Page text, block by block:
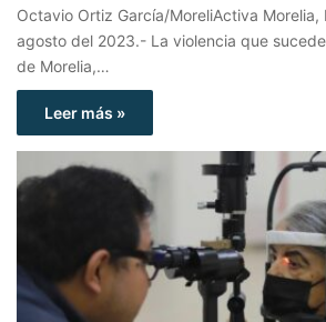
Octavio Ortiz García/MoreliActiva Morelia,
agosto del 2023.- La violencia que
de Morelia,…
Leer más »